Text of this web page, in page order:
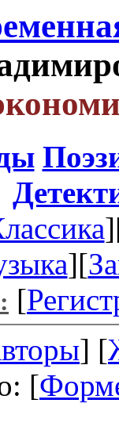
][
[
] [
[